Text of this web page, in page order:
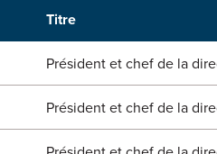
Titre
Président et chef de la
Président et chef de la